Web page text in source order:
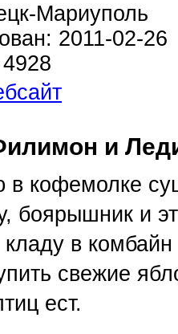
Мариуполь
2011-02-26
и
кофемолке
боярышник и
кладу в
свежие
ест.